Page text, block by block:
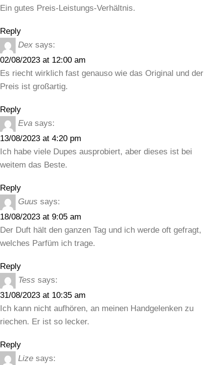
Ein gutes Preis-Leistungs-Verhältnis.
Reply
Dex says:
02/08/2023 at 12:00 am
Es riecht wirklich fast genauso wie das Original und der
Preis ist großartig.
Reply
Eva says:
13/08/2023 at 4:20 pm
Ich habe viele Dupes ausprobiert, aber dieses ist bei
weitem das Beste.
Reply
Guus says:
18/08/2023 at 9:05 am
Der Duft hält den ganzen Tag und ich werde oft gefragt,
welches Parfüm ich trage.
Reply
Tess says:
31/08/2023 at 10:35 am
Ich kann nicht aufhören, an meinen Handgelenken zu
riechen. Er ist so lecker.
Reply
Lize says: